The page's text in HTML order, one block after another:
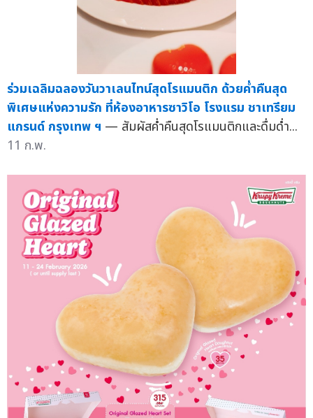
ร่วมเฉลิมฉลองวันวาเลนไทน์สุดโรแมนติก ด้วยค่ำคืนสุด
พิเศษแห่งความรัก ที่ห้องอาหารซาวิโอ โรงแรม ชาเทรียม
แกรนด์ กรุงเทพ ฯ — สัมผัสค่ำคืนสุดโรแมนติกและดื่มด่ำ...
11 ก.พ.